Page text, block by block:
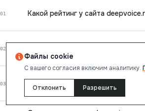
01 Какой рейтинг у сайта
02
03 Насколько быстро загружается
Файлы cookie
С вашего согласия включим аналитику.
Отклонить Разрешить